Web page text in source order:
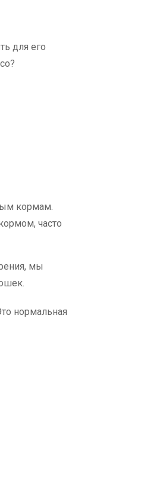
для его
кормам.
часто
мы
нормальная